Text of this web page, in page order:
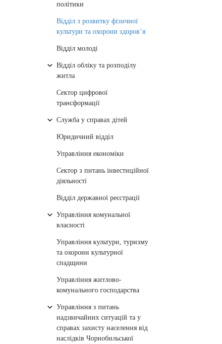
політики
Відділ з розвитку фізичної
культури та охорони здоров’я
Відділ молоді
Відділ обліку та розподілу
житла
Сектор цифрової
трансформації
Служба у справах дітей
Юридичний відділ
Управління економіки
Сектор з питань інвестиційної
діяльності
Відділ державної реєстрації
Управління комунальної
власності
Управління культури, туризму
та охорони культурної
спадщини
Управління житлово-
комунального господарства
Управління з питань
надзвичайних ситуацій та у
справах захисту населення від
наслідків Чорнобильської